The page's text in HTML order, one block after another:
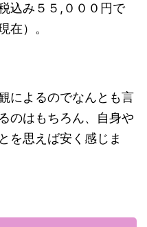
込み５５,０００円で
在）。
によるのでなんとも言
のはもちろん、自身や
を思えば安く感じま